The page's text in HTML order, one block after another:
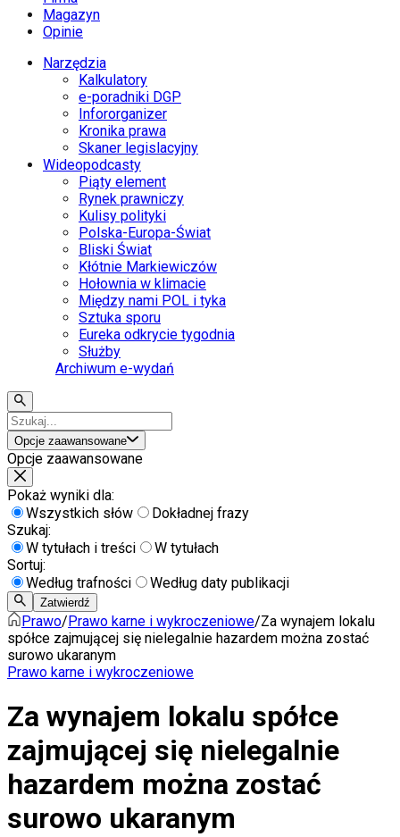
Magazyn
Opinie
Narzędzia
Kalkulatory
e-poradniki DGP
Infororganizer
Kronika prawa
Skaner legislacyjny
Wideopodcasty
Piąty element
Rynek prawniczy
Kulisy polityki
Polska-Europa-Świat
Bliski Świat
Kłótnie Markiewiczów
Hołownia w klimacie
Między nami POL i tyka
Sztuka sporu
Eureka odkrycie tygodnia
Służby
Archiwum e-wydań
Opcje zaawansowane
Opcje zaawansowane
Pokaż wyniki dla:
Wszystkich słów
Dokładnej frazy
Szukaj:
W tytułach i treści
W tytułach
Sortuj:
Według trafności
Według daty publikacji
Zatwierdź
Prawo/Prawo karne i wykroczeniowe/Za wynajem lokalu
spółce zajmującej się nielegalnie hazardem można zostać
surowo ukaranym
Prawo karne i wykroczeniowe
Za wynajem lokalu spółce
zajmującej się nielegalnie
hazardem można zostać
surowo ukaranym